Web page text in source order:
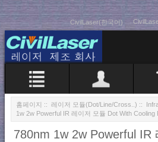
CivilLaser(한국어)
홈페이지 :: 레이저 모듈(Dot/Line/Cross..) ::
1w 2w Powerful IR 레이저 모듈 Dot With Cooling
780nm 1w 2w Powerful IR